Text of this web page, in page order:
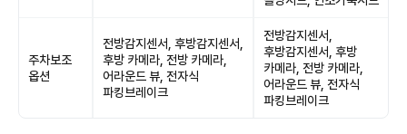
주차보조
옵션
전방감지센서, 후방감지센서,
후방 카메라, 전방 카메라,
어라운드 뷰, 전자식
파킹브레이크
전방감지센서,
후방감지센서, 후방
카메라, 전방 카메라,
어라운드 뷰, 전자식
파킹브레이크